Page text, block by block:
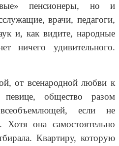
пенсионеры, но и
врачи, педагоги,
и, как видите, народные
ничего удивительного.
от всенародной любви к
певице, общество разом
если не
Хотя она самостоятельно
Квартиру, которую